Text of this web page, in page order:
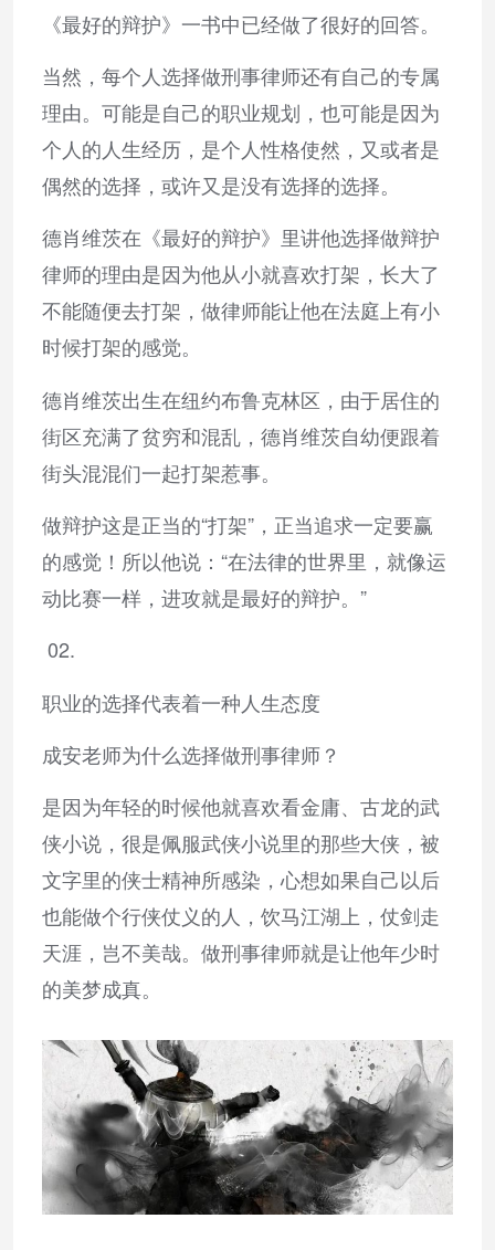
《最好的辩护》一书中已经做了很好的回答。
当然，每个人选择做刑事律师还有自己的专属
理由。可能是自己的职业规划，也可能是因为
个人的人生经历，是个人性格使然，又或者是
偶然的选择，或许又是没有选择的选择。
德肖维茨在《最好的辩护》里讲他选择做辩护
律师的理由是因为他从小就喜欢打架，长大了
不能随便去打架，做律师能让他在法庭上有小
时候打架的感觉。
德肖维茨出生在纽约布鲁克林区，由于居住的
街区充满了贫穷和混乱，德肖维茨自幼便跟着
街头混混们一起打架惹事。
做辩护这是正当的“打架”，正当追求一定要赢
的感觉！所以他说：“在法律的世界里，就像运
动比赛一样，进攻就是最好的辩护。”
02.
职业的选择代表着一种人生态度
成安老师为什么选择做刑事律师？
是因为年轻的时候他就喜欢看金庸、古龙的武
侠小说，很是佩服武侠小说里的那些大侠，被
文字里的侠士精神所感染，心想如果自己以后
也能做个行侠仗义的人，饮马江湖上，仗剑走
天涯，岂不美哉。做刑事律师就是让他年少时
的美梦成真。